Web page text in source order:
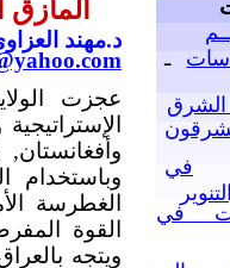
ـ
الشرق
في
في
المأزق
د.مهند
عجزت
وباستخدام
الغطرسة
القوة
ويتجه